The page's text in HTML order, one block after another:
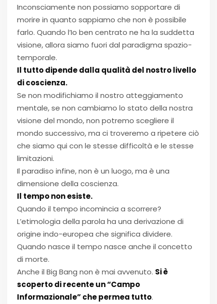
Inconsciamente non possiamo sopportare di
morire in quanto sappiamo che non è possibile
farlo. Quando l’Io ben centrato ne ha la suddetta
visione, allora siamo fuori dal paradigma spazio-
temporale.
Il tutto dipende dalla qualità del nostro livello
di coscienza.
Se non modifichiamo il nostro atteggiamento
mentale, se non cambiamo lo stato della nostra
visione del mondo, non potremo scegliere il
mondo successivo, ma ci troveremo a ripetere ciò
che siamo qui con le stesse difficoltà e le stesse
limitazioni.
Il paradiso infine, non è un luogo, ma è una
dimensione della coscienza.
Il tempo non esiste.
Quando il tempo incomincia a scorrere?
L’etimologia della parola ha una derivazione di
origine indo-europea che significa dividere.
Quando nasce il tempo nasce anche il concetto
di morte.
Anche il Big Bang non è mai avvenuto. Si è
scoperto di recente un “Campo
Informazionale” che permea tutto.